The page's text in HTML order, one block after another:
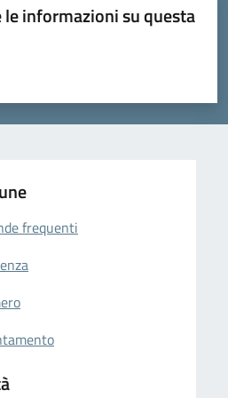
informazioni su questa
su 5
su 5
5
frequenti